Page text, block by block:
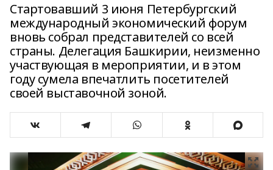
Стартовавший 3 июня Петербургский
международный экономический форум
вновь собрал представителей со всей
страны. Делегация Башкирии, неизменно
участвующая в мероприятии, и в этом
году сумела впечатлить посетителей
своей выставочной зоной.